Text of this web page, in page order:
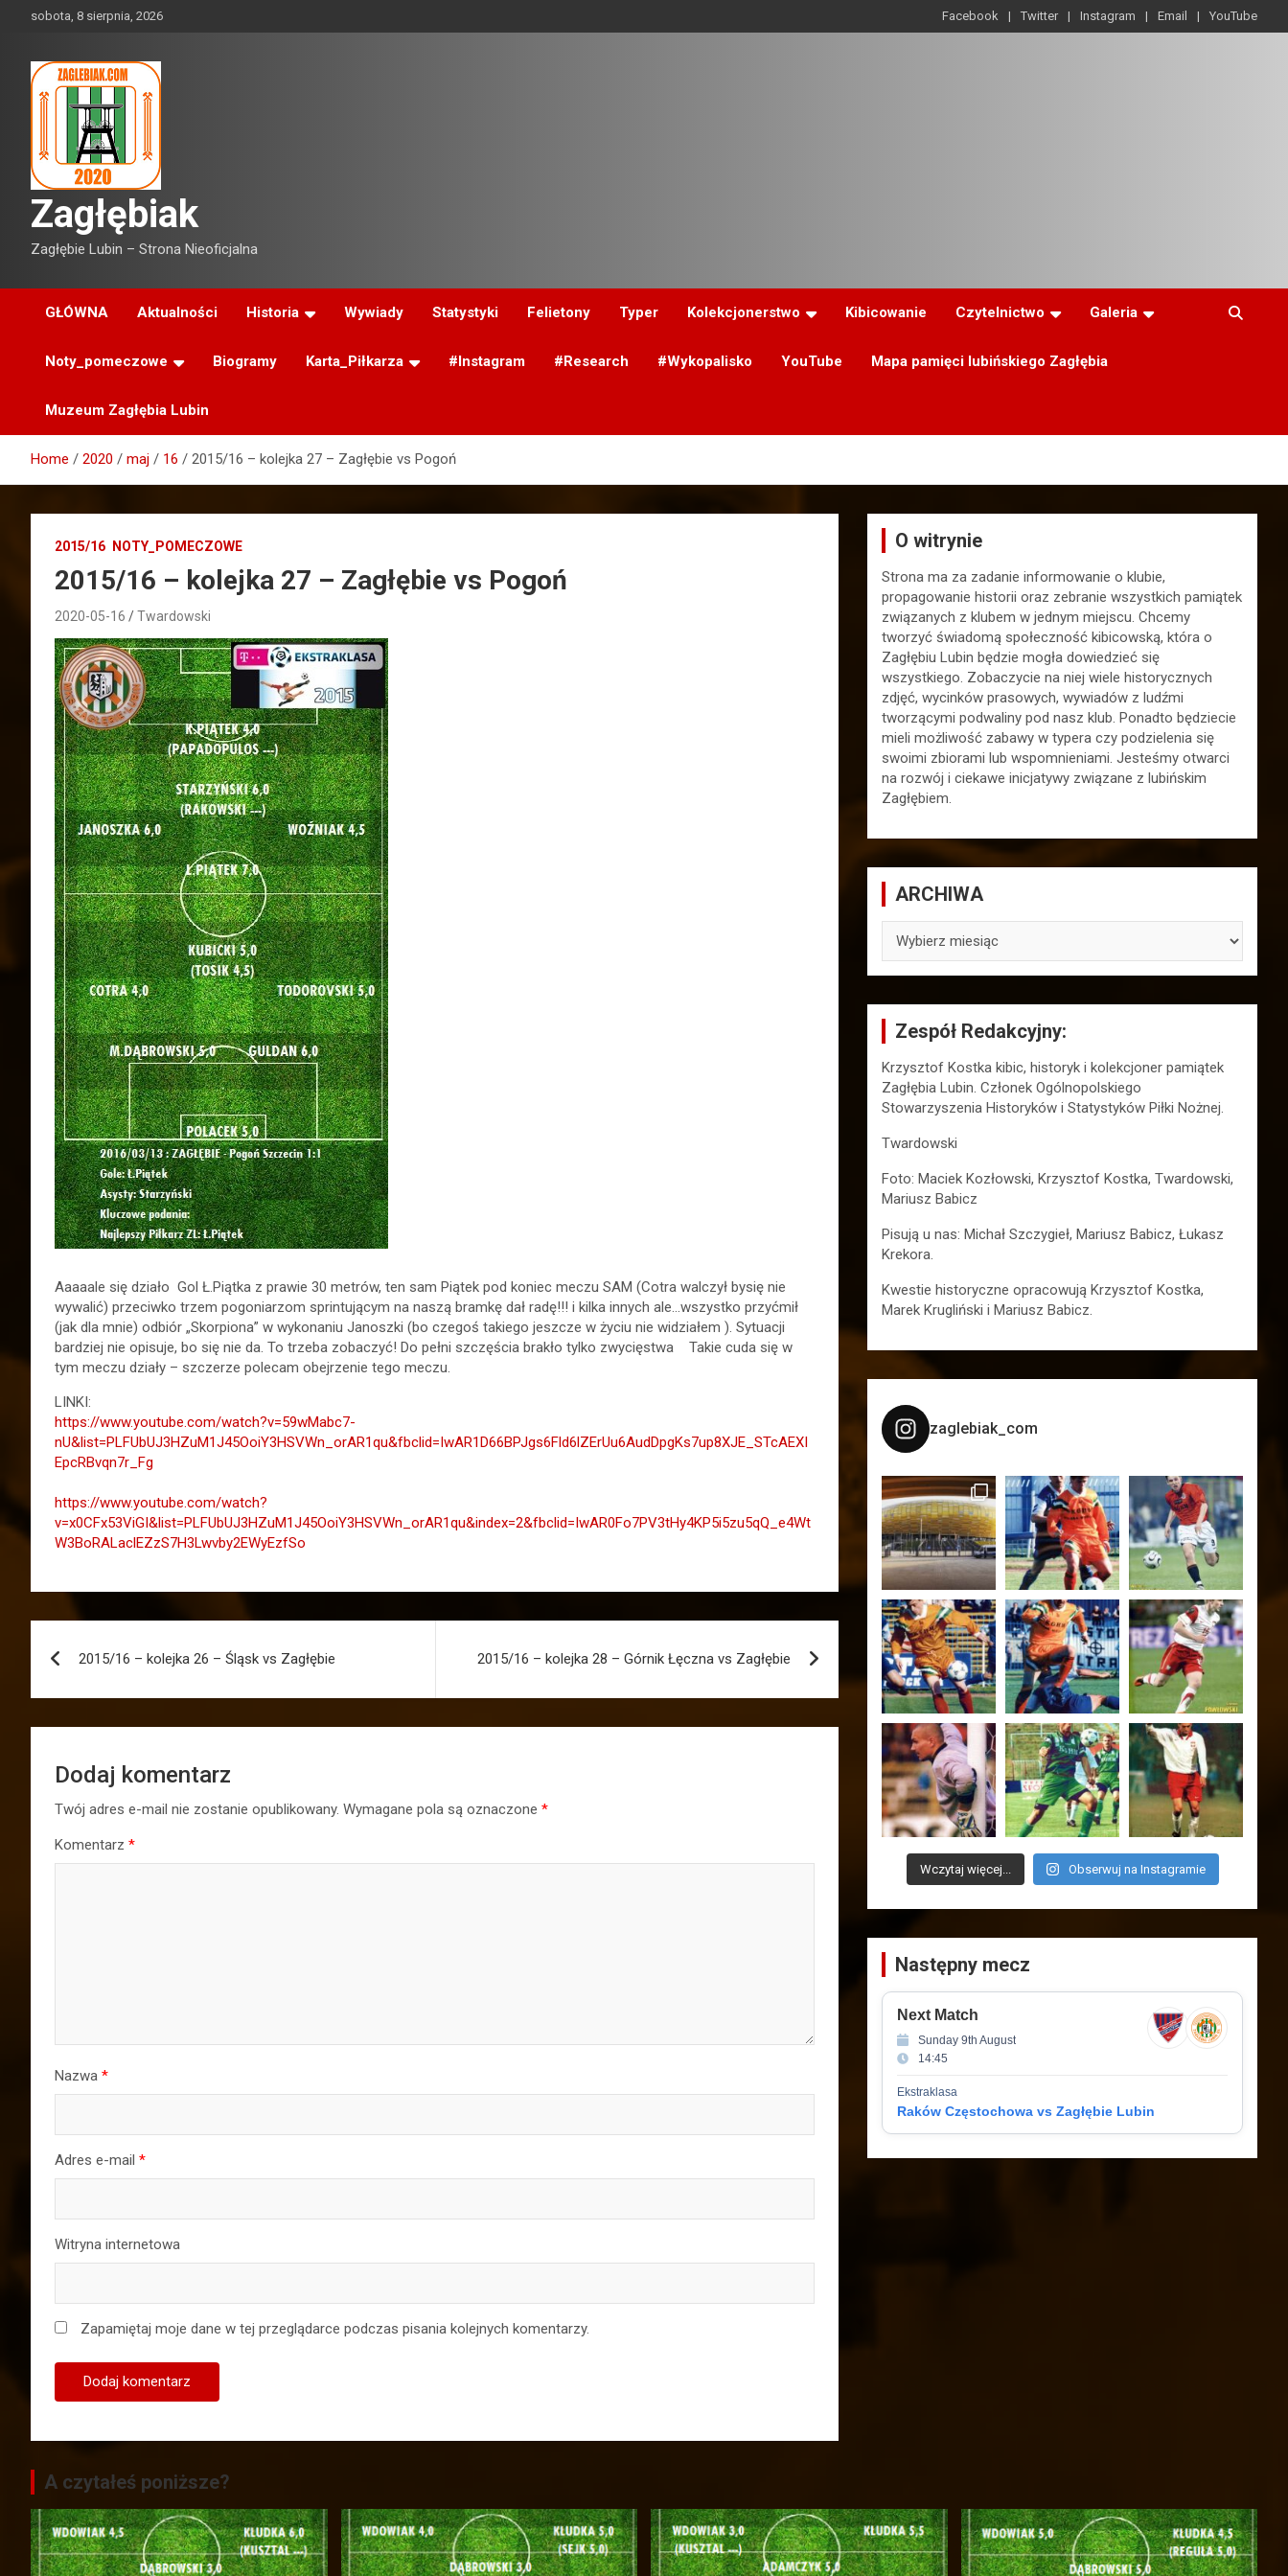
sobota, 8 sierpnia, 2026 Facebook Twitter Instagram Email YouTube
Zagłębiak
Zagłębie Lubin – Strona Nieoficjalna
GŁÓWNA Aktualności Historia Wywiady Statystyki Felietony Typer Kolekcjonerstwo Kibicowanie Czytelnictwo Galeria
Noty_pomeczowe Biogramy Karta_Piłkarza #Instagram #Research #Wykopalisko YouTube Mapa pamięci lubińskiego Zagłębia
Muzeum Zagłębia Lubin
Home 2020 maj 16 2015/16 – kolejka 27 – Zagłębie vs Pogoń
2015/16 NOTY_POMECZOWE
2015/16 – kolejka 27 – Zagłębie vs Pogoń
2020-05-16 Twardowski
Aaaaale się działo Gol Ł.Piątka z prawie 30 metrów, ten sam Piątek pod koniec meczu SAM (Cotra walczył bysię nie
wywalić) przeciwko trzem pogoniarzom sprintującym na naszą bramkę dał radę!!! i kilka innych ale…wszystko przyćmił
(jak dla mnie) odbiór „Skorpiona” w wykonaniu Janoszki (bo czegoś takiego jeszcze w życiu nie widziałem ). Sytuacji
bardziej nie opisuje, bo się nie da. To trzeba zobaczyć! Do pełni szczęścia brakło tylko zwycięstwa
Takie cuda się w
tym meczu działy – szczerze polecam obejrzenie tego meczu.
LINKI:
https://www.youtube.com/watch?v=59wMabc7-
nU&list=PLFUbUJ3HZuM1J45OoiY3HSVWn_orAR1qu&fbclid=IwAR1D66BPJgs6Fld6lZErUu6AudDpgKs7up8XJE_STcAEXI
EpcRBvqn7r_Fg
https://www.youtube.com/watch?
v=x0CFx53ViGI&list=PLFUbUJ3HZuM1J45OoiY3HSVWn_orAR1qu&index=2&fbclid=IwAR0Fo7PV3tHy4KP5i5zu5qQ_e4Wt
W3BoRALaclEZzS7H3Lwvby2EWyEzfSo
wpisu
2015/16 – kolejka 26 – Śląsk vs Zagłębie 2015/16 – kolejka 28 – Górnik Łęczna vs Zagłębie
Dodaj komentarz
Twój adres e-mail nie zostanie opublikowany. Wymagane pola są oznaczone *
Komentarz *
Nazwa *
Adres e-mail *
Witryna internetowa
Zapamiętaj moje dane w tej przeglądarce podczas pisania kolejnych komentarzy.
O witrynie
Strona ma za zadanie informowanie o klubie,
propagowanie historii oraz zebranie wszystkich pamiątek
związanych z klubem w jednym miejscu. Chcemy
tworzyć świadomą społeczność kibicowską, która o
Zagłębiu Lubin będzie mogła dowiedzieć się
wszystkiego. Zobaczycie na niej wiele historycznych
zdjęć, wycinków prasowych, wywiadów z ludźmi
tworzącymi podwaliny pod nasz klub. Ponadto będziecie
mieli możliwość zabawy w typera czy podzielenia się
swoimi zbiorami lub wspomnieniami. Jesteśmy otwarci
na rozwój i ciekawe inicjatywy związane z lubińskim
Zagłębiem.
ARCHIWA
Zespół Redakcyjny:
Krzysztof Kostka kibic, historyk i kolekcjoner pamiątek
Zagłębia Lubin. Członek Ogólnopolskiego
Stowarzyszenia Historyków i Statystyków Piłki Nożnej.
Twardowski
Foto: Maciek Kozłowski, Krzysztof Kostka, Twardowski,
Mariusz Babicz
Pisują u nas: Michał Szczygieł, Mariusz Babicz, Łukasz
Krekora.
Kwestie historyczne opracowują Krzysztof Kostka,
Marek Krugliński i Mariusz Babicz.
zaglebiak_com
Wczytaj więcej... Obserwuj na Instagramie
Następny mecz
Next Match
Sunday 9th August
14:45
Ekstraklasa
Raków Częstochowa vs Zagłębie Lubin
A czytałeś poniższe?